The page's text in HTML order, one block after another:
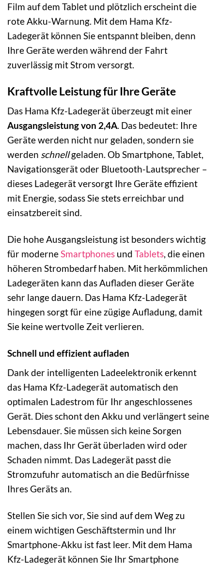
Film auf dem Tablet und plötzlich erscheint die
rote Akku-Warnung. Mit dem Hama Kfz-
Ladegerät können Sie entspannt bleiben, denn
Ihre Geräte werden während der Fahrt
zuverlässig mit Strom versorgt.
Kraftvolle Leistung für Ihre Geräte
Das Hama Kfz-Ladegerät überzeugt mit einer
Ausgangsleistung von 2,4A. Das bedeutet: Ihre
Geräte werden nicht nur geladen, sondern sie
werden schnellgeladen. Ob Smartphone, Tablet,
Navigationsgerät oder Bluetooth-Lautsprecher –
dieses Ladegerät versorgt Ihre Geräte effizient
mit Energie, sodass Sie stets erreichbar und
einsatzbereit sind.
Die hohe Ausgangsleistung ist besonders wichtig
für moderneSmartphones und Tablets, die einen
höheren Strombedarf haben. Mit herkömmlichen
Ladegeräten kann das Aufladen dieser Geräte
sehr lange dauern. Das Hama Kfz-Ladegerät
hingegen sorgt für eine zügige Aufladung, damit
Sie keine wertvolle Zeit verlieren.
Schnell und effizient aufladen
Dank der intelligenten Ladeelektronik erkennt
das Hama Kfz-Ladegerät automatisch den
optimalen Ladestrom für Ihr angeschlossenes
Gerät. Dies schont den Akku und verlängert seine
Lebensdauer. Sie müssen sich keine Sorgen
machen, dass Ihr Gerät überladen wird oder
Schaden nimmt. Das Ladegerät passt die
Stromzufuhr automatisch an die Bedürfnisse
Ihres Geräts an.
Stellen Sie sich vor, Sie sind auf dem Weg zu
einem wichtigen Geschäftstermin und Ihr
Smartphone-Akku ist fast leer. Mit dem Hama
Kfz-Ladegerät können Sie Ihr Smartphone